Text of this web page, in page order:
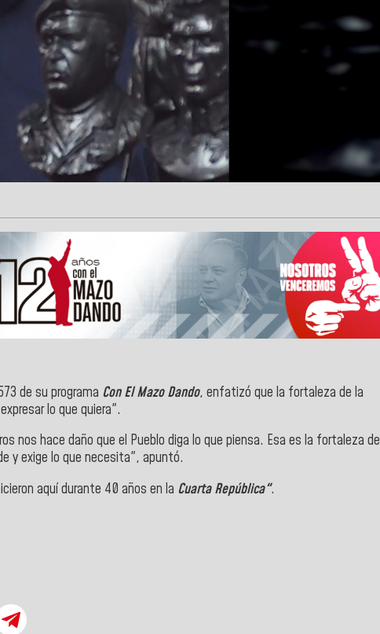
de su programa Con El Mazo Dando, enfatizó que la fortaleza de la
lo que quiera".
nos hace daño que el Pueblo diga lo que piensa. Esa es la fortaleza de
y exige lo que necesita", apuntó.
aquí durante 40 años en la Cuarta República".